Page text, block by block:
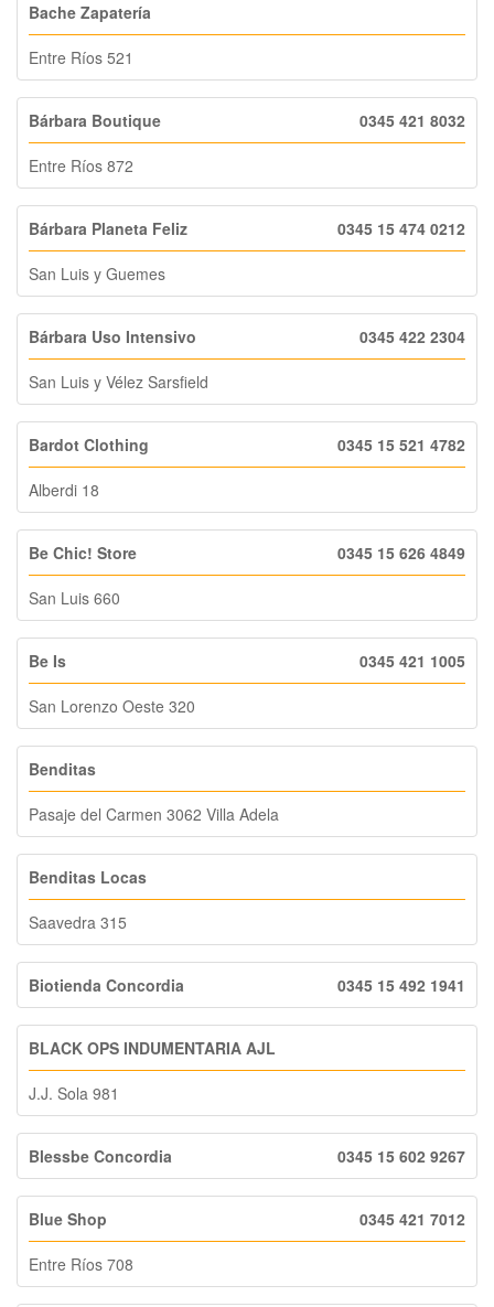
Bache Zapatería
Entre Ríos 521
Bárbara Boutique 0345 421 8032
Entre Ríos 872
Bárbara Planeta Feliz 0345 15 474 0212
San Luis y Guemes
Bárbara Uso Intensivo 0345 422 2304
San Luis y Vélez Sarsfield
Bardot Clothing 0345 15 521 4782
Alberdi 18
Be Chic! Store 0345 15 626 4849
San Luis 660
Be Is 0345 421 1005
San Lorenzo Oeste 320
Benditas
Pasaje del Carmen 3062 Villa Adela
Benditas Locas
Saavedra 315
Biotienda Concordia 0345 15 492 1941
BLACK OPS INDUMENTARIA AJL
J.J. Sola 981
Blessbe Concordia 0345 15 602 9267
Blue Shop 0345 421 7012
Entre Ríos 708